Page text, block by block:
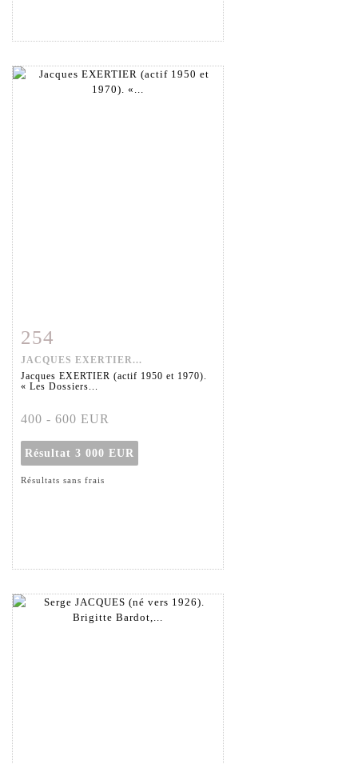
Fiche détaillée
254
JACQUES EXERTIER...
Jacques EXERTIER (actif 1950 et 1970).
« Les Dossiers...
400 - 600 EUR
Résultat 3 000 EUR
Résultats sans frais